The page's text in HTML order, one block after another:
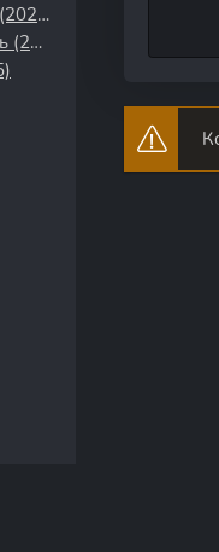
Бесконечная борьба (2023)
Новые боги: Ян Цзянь (2022)